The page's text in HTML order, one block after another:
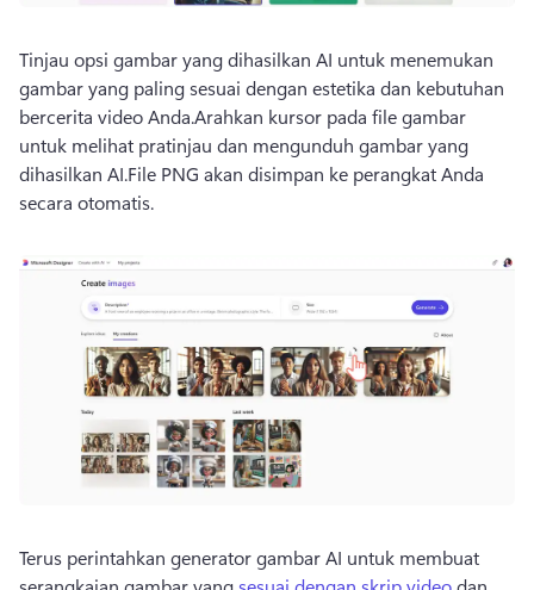
Tinjau opsi gambar yang dihasilkan AI untuk menemukan
gambar yang paling sesuai dengan estetika dan kebutuhan
bercerita video Anda.Arahkan kursor pada file gambar
untuk melihat pratinjau dan mengunduh gambar yang
dihasilkan AI.File PNG akan disimpan ke perangkat Anda
secara otomatis.
Terus perintahkan generator gambar AI untuk membuat